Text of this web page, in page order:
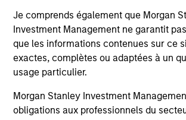
Je comprends également que Morgan
Investment Management ne garantit
que les informations contenues sur ce
exactes, complètes ou adaptées à un
usage particulier.
Morgan Stanley Investment
obligations aux professionnels du
05-AUG-2026